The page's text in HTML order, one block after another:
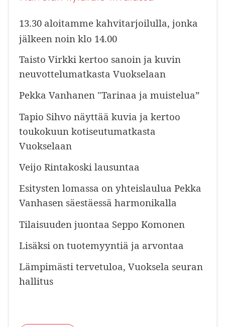
13.30 aloitamme kahvitarjoilulla, jonka
jälkeen noin klo 14.00
Taisto Virkki kertoo sanoin ja kuvin
neuvottelumatkasta Vuokselaan
Pekka Vanhanen "Tarinaa ja muistelua”
Tapio Sihvo näyttää kuvia ja kertoo
toukokuun kotiseutumatkasta
Vuokselaan
Veijo Rintakoski lausuntaa
Esitysten lomassa on yhteislaulua Pekka
Vanhasen säestäessä harmonikalla
Tilaisuuden juontaa Seppo Komonen
Lisäksi on tuotemyyntiä ja arvontaa
Lämpimästi tervetuloa, Vuoksela seuran
hallitus